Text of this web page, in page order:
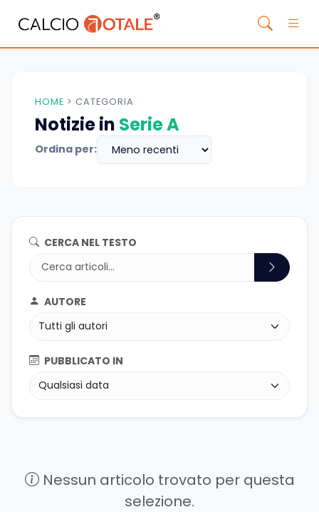
HOME > CATEGORIA
Notizie in Serie A
Ordina per:
CERCA NEL TESTO
AUTORE
PUBBLICATO IN
Nessun articolo trovato per questa
selezione.